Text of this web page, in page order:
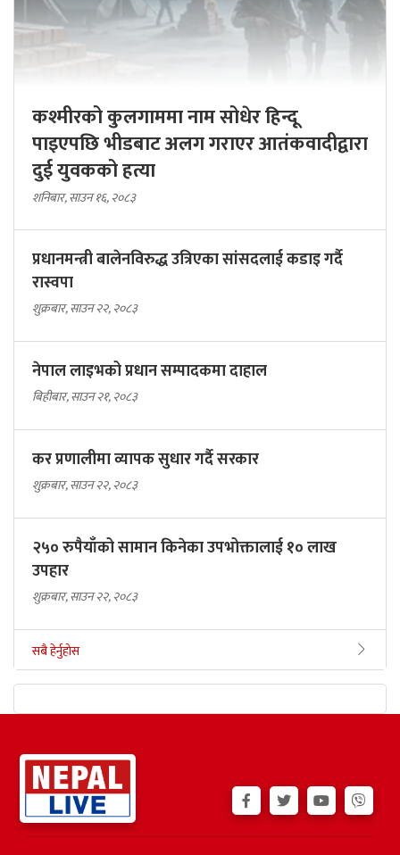
कश्मीरको कुलगाममा नाम सोधेर हिन्दू
पाइएपछि भीडबाट अलग गराएर आतंकवादीद्वारा
दुई युवकको हत्या
शनिबार, साउन १६, २०८३
प्रधानमन्त्री बालेनविरुद्ध उत्रिएका सांसदलाई कडाइ गर्दै
रास्वपा
शुक्रबार, साउन २२, २०८३
नेपाल लाइभको प्रधान सम्पादकमा दाहाल
बिहीबार, साउन २१, २०८३
कर प्रणालीमा व्यापक सुधार गर्दै सरकार
शुक्रबार, साउन २२, २०८३
२५० रुपैयाँको सामान किनेका उपभोक्तालाई १० लाख
उपहार
शुक्रबार, साउन २२, २०८३
सबै हेर्नुहोस